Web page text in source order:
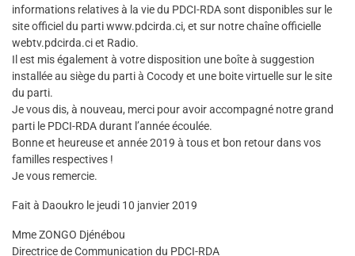
informations relatives à la vie du PDCI-RDA sont disponibles sur le
site officiel du parti www.pdcirda.ci, et sur notre chaîne officielle
webtv.pdcirda.ci et Radio.
Il est mis également à votre disposition une boîte à suggestion
installée au siège du parti à Cocody et une boite virtuelle sur le site
du parti.
Je vous dis, à nouveau, merci pour avoir accompagné notre grand
parti le PDCI-RDA durant l’année écoulée.
Bonne et heureuse et année 2019 à tous et bon retour dans vos
familles respectives !
Je vous remercie.
Fait à Daoukro le jeudi 10 janvier 2019
Mme ZONGO Djénébou
Directrice de Communication du PDCI-RDA